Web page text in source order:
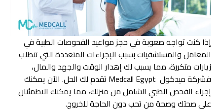
إذا كنت تواجه صعوبة في حجز مواعيد الفحوصات الطبية في
المعامل والمستشفيات بسبب الإجراءات المتعددة التي تتطلب
زيارات متكررة، مما يسبب لك إهدار الوقت والجهد والمال،
فشركة ميدكول Medcall Egypt تقدم لك الحل. الآن يمكنك
إجراء الفحص الطبي الشامل من منزلك، مما يمكنك الاطمئنان
على صحتك وصحة من تحب دون الحاجة للخروج.